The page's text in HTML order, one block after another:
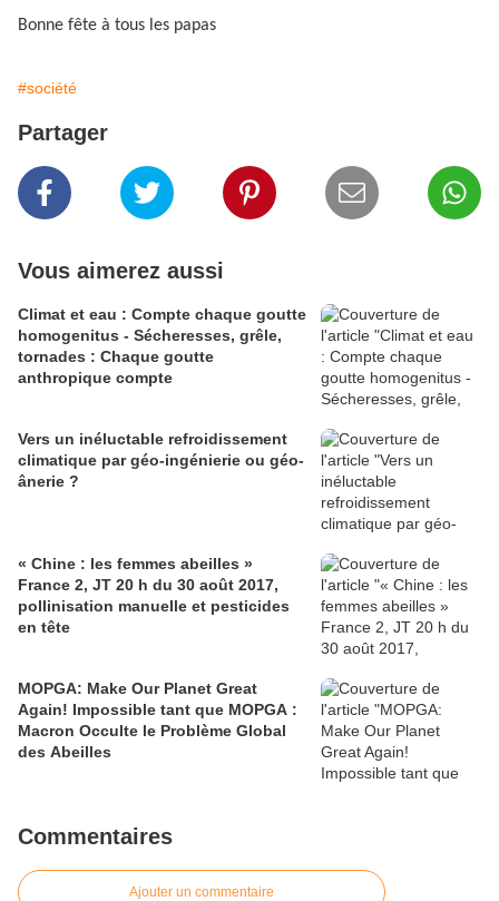
Bonne fête à tous les papas
#société
Partager
Vous aimerez aussi
Climat et eau : Compte chaque goutte
homogenitus - Sécheresses, grêle,
tornades : Chaque goutte
anthropique compte
Vers un inéluctable refroidissement
climatique par géo-ingénierie ou géo-
ânerie ?
« Chine : les femmes abeilles »
France 2, JT 20 h du 30 août 2017,
pollinisation manuelle et pesticides
en tête
MOPGA: Make Our Planet Great
Again! Impossible tant que MOPGA :
Macron Occulte le Problème Global
des Abeilles
Commentaires
Ajouter un commentaire